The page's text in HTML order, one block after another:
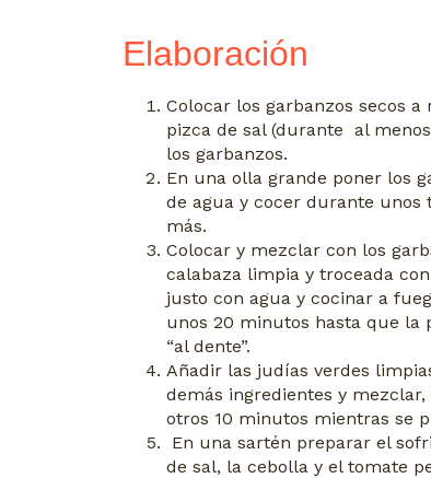
Elaboración
Colocar los garbanzos secos
pizca de sal (durante al
los garbanzos.
En una olla grande poner los
de agua y cocer durante unos
más.
Colocar y mezclar con los
calabaza limpia y troceada
justo con agua y cocinar a
unos 20 minutos hasta que la
“al dente”.
Añadir las judías verdes
demás ingredientes y
otros 10 minutos mientras se
En una sartén preparar el
de sal, la cebolla y el tomate